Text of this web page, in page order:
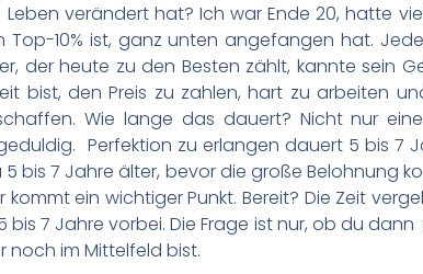
verändert hat? Ich war Ende 20, hatte
Top-10% ist, ganz unten angefangen hat.
der heute zu den Besten zählt, kannte sein
bist, den Preis zu zahlen, hart zu arbeiten
Wie lange das dauert? Nicht nur
Perfektion zu erlangen dauert 5 bis 7
5 bis 7 Jahre älter, bevor die große Belohnung
ein wichtiger Punkt. Bereit? Die Zeit
bis 7 Jahre vorbei. Die Frage ist nur, ob du
im Mittelfeld bist.